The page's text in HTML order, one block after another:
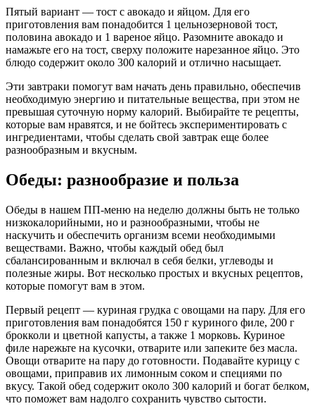
Пятый вариант — тост с авокадо и яйцом. Для его
приготовления вам понадобится 1 цельнозерновой тост,
половина авокадо и 1 вареное яйцо. Разомните авокадо и
намажьте его на тост, сверху положите нарезанное яйцо. Это
блюдо содержит около 300 калорий и отлично насыщает.
Эти завтраки помогут вам начать день правильно, обеспечив
необходимую энергию и питательные вещества, при этом не
превышая суточную норму калорий. Выбирайте те рецепты,
которые вам нравятся, и не бойтесь экспериментировать с
ингредиентами, чтобы сделать свой завтрак еще более
разнообразным и вкусным.
Обеды: разнообразие и польза
Обеды в нашем ПП-меню на неделю должны быть не только
низкокалорийными, но и разнообразными, чтобы не
наскучить и обеспечить организм всеми необходимыми
веществами. Важно, чтобы каждый обед был
сбалансированным и включал в себя белки, углеводы и
полезные жиры. Вот несколько простых и вкусных рецептов,
которые помогут вам в этом.
Первый рецепт — куриная грудка с овощами на пару. Для его
приготовления вам понадобятся 150 г куриного филе, 200 г
брокколи и цветной капусты, а также 1 морковь. Куриное
филе нарежьте на кусочки, отварите или запеките без масла.
Овощи отварите на пару до готовности. Подавайте курицу с
овощами, приправив их лимонным соком и специями по
вкусу. Такой обед содержит около 300 калорий и богат белком,
что поможет вам надолго сохранить чувство сытости.